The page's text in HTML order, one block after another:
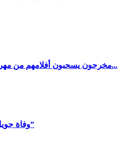
مخرجون يسحبون أفلامهم من مهرجان “إدفا” احتجاجا على...
وفاة جويل شوماخر مخرج “باتمان”